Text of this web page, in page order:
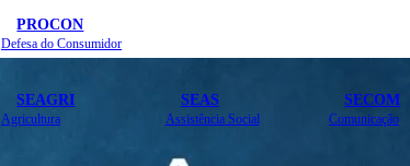
PROCON
Defesa do Consumidor
SEAGRI
Agricultura
SEAS
Assistência Social
SECOM
Comunicação